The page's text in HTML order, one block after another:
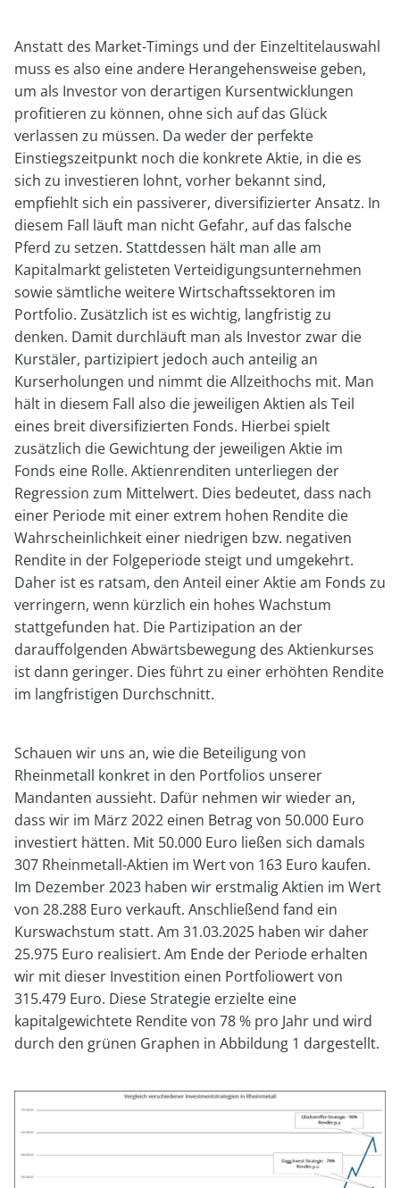
Anstatt des Market-Timings und der Einzeltitelauswahl
muss es also eine andere Herangehensweise geben,
um als Investor von derartigen Kursentwicklungen
profitieren zu können, ohne sich auf das Glück
verlassen zu müssen. Da weder der perfekte
Einstiegszeitpunkt noch die konkrete Aktie, in die es
sich zu investieren lohnt, vorher bekannt sind,
empfiehlt sich ein passiverer, diversifizierter Ansatz. In
diesem Fall läuft man nicht Gefahr, auf das falsche
Pferd zu setzen. Stattdessen hält man alle am
Kapitalmarkt gelisteten Verteidigungsunternehmen
sowie sämtliche weitere Wirtschaftssektoren im
Portfolio. Zusätzlich ist es wichtig, langfristig zu
denken. Damit durchläuft man als Investor zwar die
Kurstäler, partizipiert jedoch auch anteilig an
Kurserholungen und nimmt die Allzeithochs mit. Man
hält in diesem Fall also die jeweiligen Aktien als Teil
eines breit diversifizierten Fonds. Hierbei spielt
zusätzlich die Gewichtung der jeweiligen Aktie im
Fonds eine Rolle. Aktienrenditen unterliegen der
Regression zum Mittelwert. Dies bedeutet, dass nach
einer Periode mit einer extrem hohen Rendite die
Wahrscheinlichkeit einer niedrigen bzw. negativen
Rendite in der Folgeperiode steigt und umgekehrt.
Daher ist es ratsam, den Anteil einer Aktie am Fonds zu
verringern, wenn kürzlich ein hohes Wachstum
stattgefunden hat. Die Partizipation an der
darauffolgenden Abwärtsbewegung des Aktienkurses
ist dann geringer. Dies führt zu einer erhöhten Rendite
im langfristigen Durchschnitt.
Schauen wir uns an, wie die Beteiligung von
Rheinmetall konkret in den Portfolios unserer
Mandanten aussieht. Dafür nehmen wir wieder an,
dass wir im März 2022 einen Betrag von 50.000 Euro
investiert hätten. Mit 50.000 Euro ließen sich damals
307 Rheinmetall-Aktien im Wert von 163 Euro kaufen.
Im Dezember 2023 haben wir erstmalig Aktien im Wert
von 28.288 Euro verkauft. Anschließend fand ein
Kurswachstum statt. Am 31.03.2025 haben wir daher
25.975 Euro realisiert. Am Ende der Periode erhalten
wir mit dieser Investition einen Portfoliowert von
315.479 Euro. Diese Strategie erzielte eine
kapitalgewichtete Rendite von 78 % pro Jahr und wird
durch den grünen Graphen in Abbildung 1 dargestellt.